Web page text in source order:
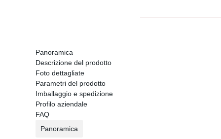
Panoramica
Descrizione del prodotto
Foto dettagliate
Parametri del prodotto
Imballaggio e spedizione
Profilo aziendale
FAQ
Panoramica